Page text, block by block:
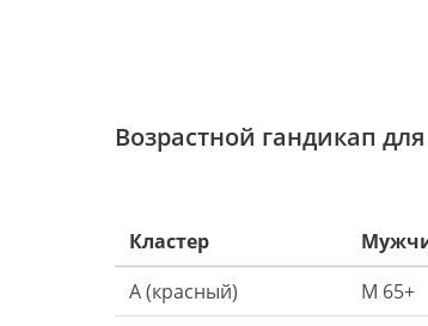
Возрастной гандикап
Кластер
А (красный)
М 65+